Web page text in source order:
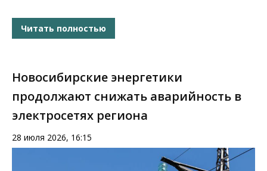
Читать полностью
Новосибирские энергетики
продолжают снижать аварийность в
электросетях региона
28 июля 2026, 16:15